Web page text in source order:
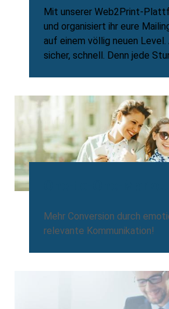
Mit unserer Web2Print-
und organisiert ihr eure
auf einem völlig neuen
sicher, schnell. Denn jede
Mehr Conversion durch
relevante Kommunikation!